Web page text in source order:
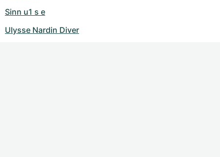
Sinn u1 s e
Ulysse Nardin Diver